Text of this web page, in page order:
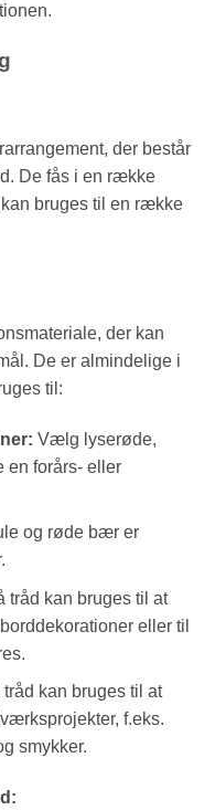
der består
De fås i en række
bruges til en række
der kan
De er almindelige i
til:
Vælg lyserøde,
en forårs- eller
og røde bær er
tråd kan bruges til at
eller til
kan bruges til at
f.eks.
smykker.